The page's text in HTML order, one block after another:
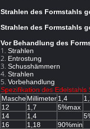
Strahlen des Formstahls
Strahlen des Formstahls
Vor Behandlung des
1. Strahlen
2. Entrostung
3. Schusshämmern
4. Strahlen
5. Vorbehandlung
Spezifikation des Edelstahls
MascheMillimeter1,4
12
1,7
5%max
14
1,4
16
1,18 90%min